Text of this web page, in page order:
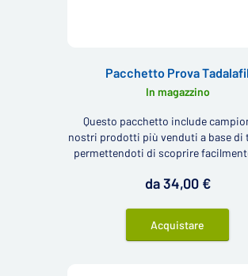
Pacchetto Prova Tadalafil
In magazzino
Questo pacchetto include
nostri prodotti più venduti a base di
permettendoti di scoprire
da 34,00 €
Acquistare